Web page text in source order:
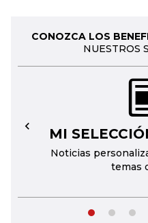
CONOZCA LOS
NUESTROS
MI
Noticias
temas
←